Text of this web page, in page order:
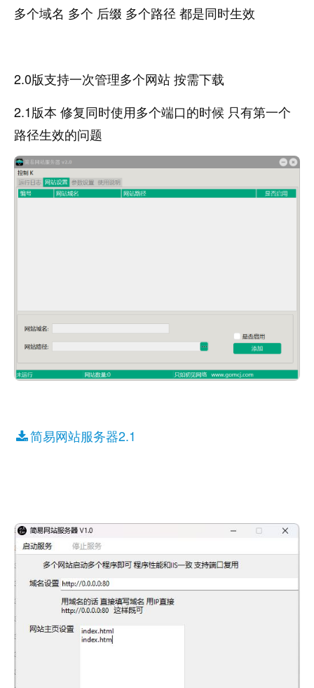
多个域名 多个 后缀 多个路径 都是同时生效
2.0版支持一次管理多个网站 按需下载
2.1版本 修复同时使用多个端口的时候 只有第一个
路径生效的问题
简易网站服务器2.1